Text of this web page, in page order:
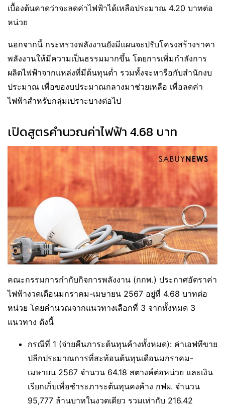
เบื้องต้นคาดว่าจะลดค่าไฟฟ้าได้เหลือประมาณ 4.20 บาทต่อ
หน่วย
นอกจากนี้ กระทรวงพลังงานยังมีแผนจะปรับโครงสร้างราคา
พลังงานให้มีความเป็นธรรมมากขึ้น โดยการเพิ่มกำลังการ
ผลิตไฟฟ้าจากแหล่งที่มีต้นทุนต่ำ รวมทั้งจะหารือกับสำนักงบ
ประมาณ เพื่อของบประมาณกลางมาช่วยเหลือ เพื่อลดค่า
ไฟฟ้าสำหรับกลุ่มเปราะบางต่อไป
เปิดสูตรคำนวณค่าไฟฟ้า 4.68 บาท
คณะกรรมการกำกับกิจการพลังงาน (กกพ.) ประกาศอัตราค่า
ไฟฟ้างวดเดือนมกราคม-เมษายน 2567 อยู่ที่ 4.68 บาทต่อ
หน่วย โดยคำนวณจากแนวทางเลือกที่ 3 จากทั้งหมด 3
แนวทาง ดังนี้
กรณีที่ 1 (จ่ายคืนภาระต้นทุนค้างทั้งหมด): ค่าเอฟทีขาย
ปลีกประมาณการที่สะท้อนต้นทุนเดือนมกราคม-
เมษายน 2567 จำนวน 64.18 สตางค์ต่อหน่วย และเงิน
เรียกเก็บเพื่อชำระภาระต้นทุนคงค้าง กฟผ. จำนวน
95,777 ล้านบาทในงวดเดียว รวมเท่ากับ 216.42